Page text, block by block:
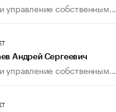
управление собственным...
Андрей Сергеевич
управление собственным...